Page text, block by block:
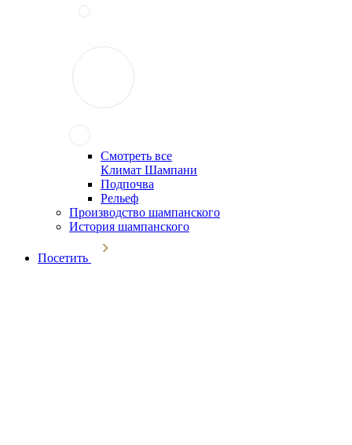
Смотреть все
Климат Шампани
Подпочва
Рельеф
Производство шампанского
История шампанского
Посетить